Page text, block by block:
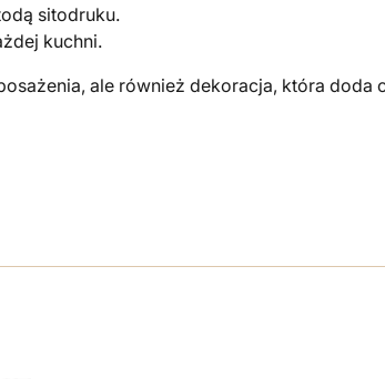
sitodruku.
kuchni.
ale również dekoracja, która